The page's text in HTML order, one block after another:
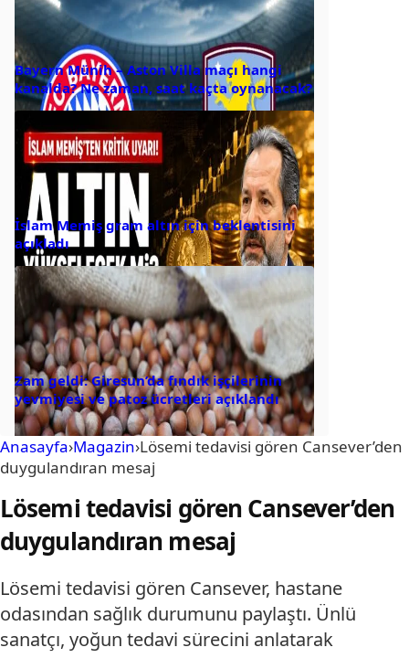
Bayern Münih – Aston Villa maçı hangi
kanalda? Ne zaman, saat kaçta oynanacak?
İslam Memiş gram altın için beklentisini
açıkladı
Zam geldi: Giresun’da fındık işçilerinin
yevmiyesi ve patoz ücretleri açıklandı
Anasayfa›Magazin›Lösemi tedavisi gören Cansever’den
duygulandıran mesaj
Lösemi tedavisi gören Cansever’den
duygulandıran mesaj
Lösemi tedavisi gören Cansever, hastane
odasından sağlık durumunu paylaştı. Ünlü
sanatçı, yoğun tedavi sürecini anlatarak